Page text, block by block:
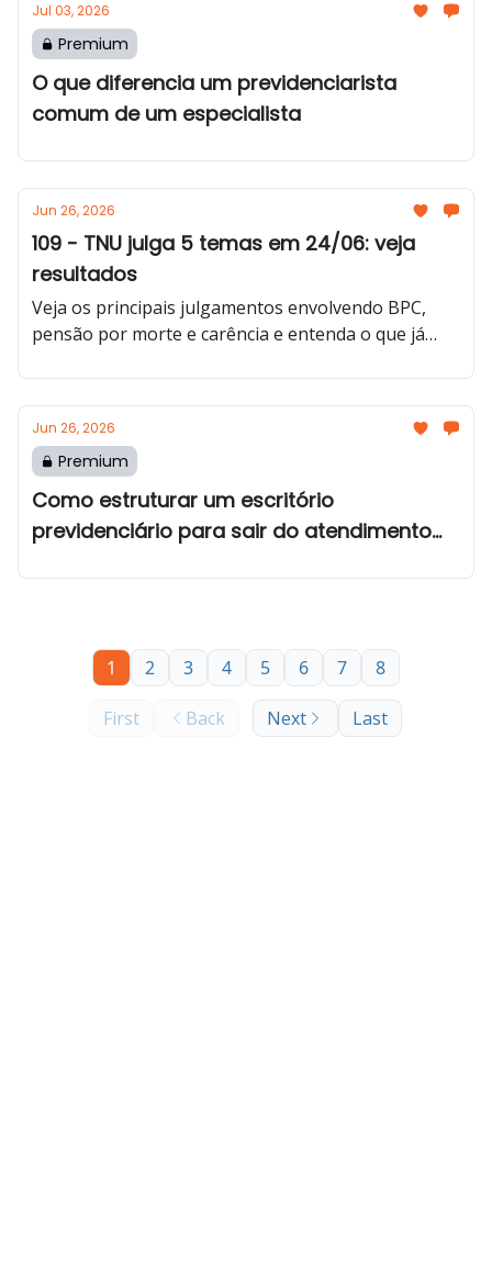
Jul 03, 2026
Premium
O que diferencia um previdenciarista
comum de um especialista
Jun 26, 2026
109 - TNU julga 5 temas em 24/06: veja
resultados
Veja os principais julgamentos envolvendo BPC,
pensão por morte e carência e entenda o que já
previdenciários.
Jun 26, 2026
Premium
Como estruturar um escritório
previdenciário para sair do atendimento
First Back
1 2 3 4 5 6 7 8
Next Last